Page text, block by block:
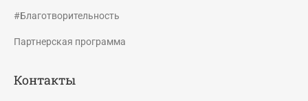
#Благотворительность
Партнерская программа
Контакты